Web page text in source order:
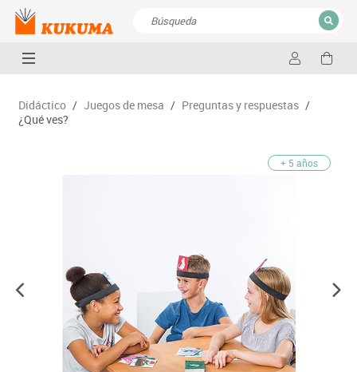
CERRAR
Didáctico / Juegos de mesa / Preguntas y respuestas /
¿Qué ves?
+ 5 años